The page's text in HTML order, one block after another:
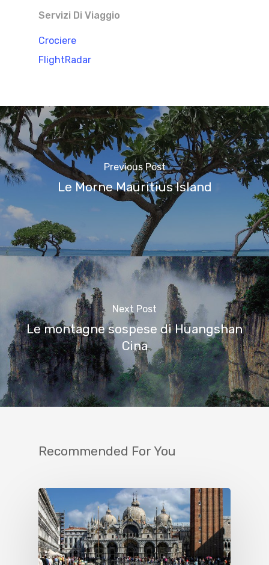
Servizi Di Viaggio
Crociere
FlightRadar
Previous Post
Le Morne Mauritius Island
Next Post
Le montagne sospese di Huangshan
Cina
Recommended For You